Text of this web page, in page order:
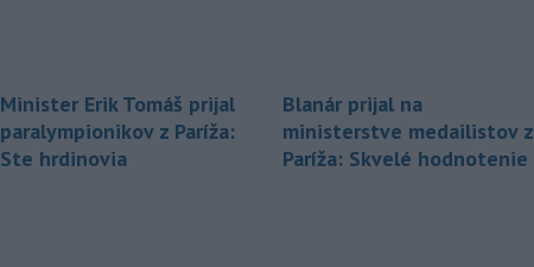
Minister Erik Tomáš prijal
paralympionikov z Paríža:
Ste hrdinovia
Blanár prijal na
ministerstve medailistov z
Paríža: Skvelé hodnotenie